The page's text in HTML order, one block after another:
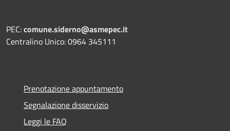
PEC:comune.siderno@asmepec.it
Centralino Unico: 0964 345111
Prenotazione appuntamento
Segnalazione disservizio
Leggi le FAQ